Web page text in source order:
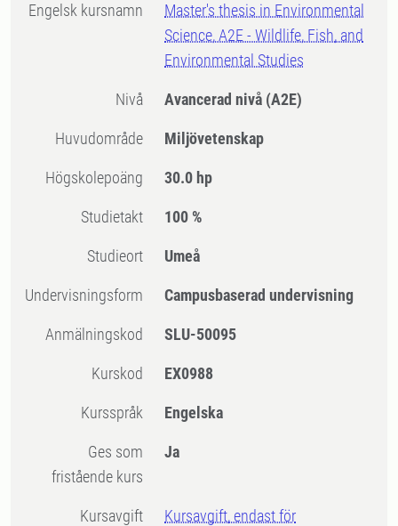
Engelsk kursnamn
Master's thesis in Environmental
Science, A2E - Wildlife, Fish, and
Environmental Studies
Nivå Avancerad nivå (A2E)
Huvudområde Miljövetenskap
högskolepoäng 30.0 hp
Studietakt 100 %
Studieort Umeå
Undervisningsform Campusbaserad undervisning
Anmälningskod SLU-50095
Kurskod EX0988
Kursspråk Engelska
Ges som
fristående kurs
Ja
Kursavgift
Kursavgift, endast för